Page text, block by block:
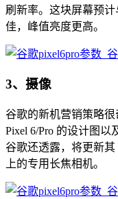
刷新率。这块屏幕预计
佳，峰值亮度更高。
3、摄像
谷歌的新机营销策略
Pixel 6/Pro 的设计图以
谷歌还透露，将更新其
上的专用长焦相机。